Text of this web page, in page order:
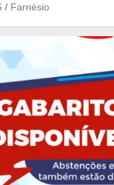
Farnésio